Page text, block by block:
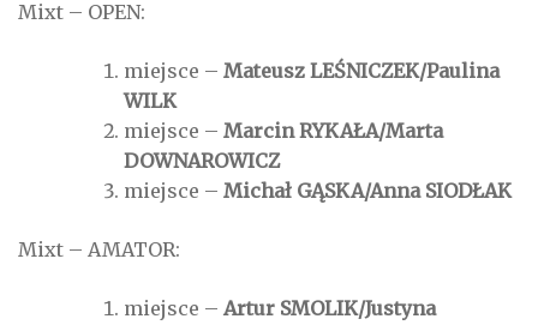
Mixt – OPEN:
miejsce – Mateusz LEŚNICZEK/Paulina
WILK
miejsce – Marcin RYKAŁA/Marta
DOWNAROWICZ
miejsce – Michał GĄSKA/Anna SIODŁAK
Mixt – AMATOR:
miejsce – Artur SMOLIK/Justyna